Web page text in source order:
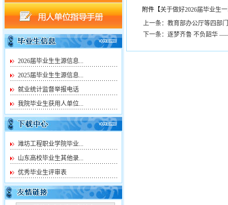
2026届毕业生生源信息...
2025届毕业生生源信息...
就业统计监督举报电话
我院毕业生获用人单位...
潍坊工程职业学院毕业...
山东高校毕业生其他录...
优秀毕业生评审表
附件【关于做好2026届毕业生
上一条：教育部办公厅等四部
下一条：逐梦齐鲁 不负韶华